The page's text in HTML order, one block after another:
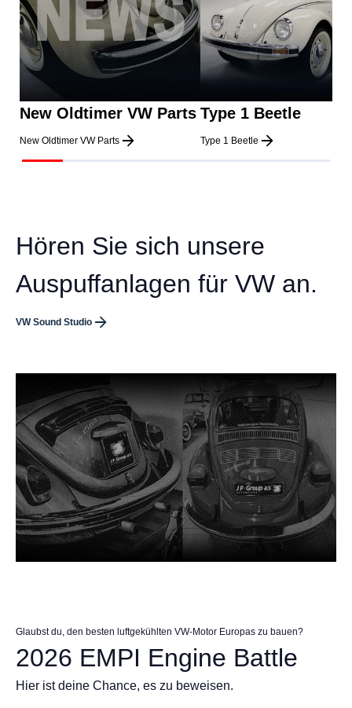
New Oldtimer VW Parts
New Oldtimer VW Parts
Type 1 Beetle
Type 1 Beetle
Hören Sie sich unsere
Auspuffanlagen für VW an.
VW Sound Studio
Glaubst du, den besten luftgekühlten VW-Motor Europas zu bauen?
2026 EMPI Engine Battle
Hier ist deine Chance, es zu beweisen.